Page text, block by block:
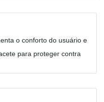
o conforto do usuário e
para proteger contra